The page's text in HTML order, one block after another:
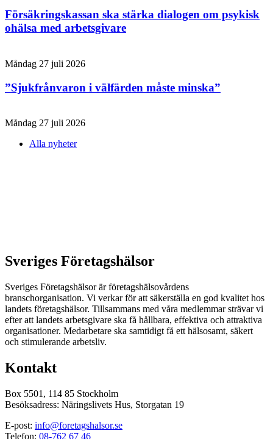
Försäkringskassan ska stärka dialogen om psykisk
ohälsa med arbetsgivare
Måndag 27 juli 2026
”Sjukfrånvaron i välfärden måste minska”
Måndag 27 juli 2026
Alla nyheter
Sveriges Företagshälsor
Sveriges Företagshälsor är företagshälsovårdens
branschorganisation. Vi verkar för att säkerställa en god kvalitet hos
landets företagshälsor. Tillsammans med våra medlemmar strävar vi
efter att landets arbetsgivare ska få hållbara, effektiva och attraktiva
organisationer. Medarbetare ska samtidigt få ett hälsosamt, säkert
och stimulerande arbetsliv.
Kontakt
Box 5501, 114 85 Stockholm
Besöksadress: Näringslivets Hus, Storgatan 19
E-post: info@foretagshalsor.se
Telefon: 08-762 67 46